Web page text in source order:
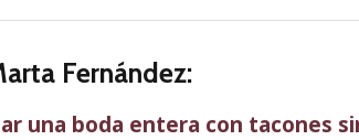
Fernández:
una boda entera con tacones